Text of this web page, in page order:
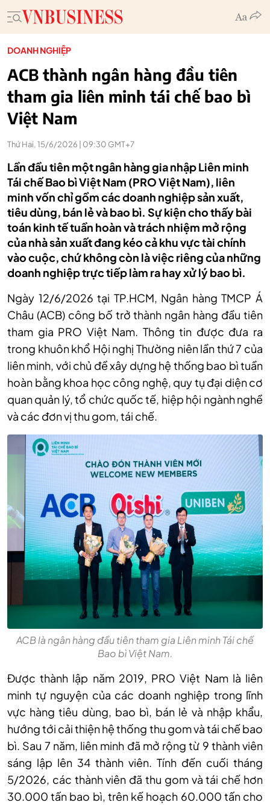
DOANH NGHIỆP
ACB thành ngân hàng đầu tiên
tham gia liên minh tái chế bao bì
Việt Nam
Thứ Hai, 15/6/2026 | 09:30 GMT+7
Lần đầu tiên một ngân hàng gia nhập Liên minh
Tái chế Bao bì Việt Nam (PRO Việt Nam), liên
minh vốn chỉ gồm các doanh nghiệp sản xuất,
tiêu dùng, bán lẻ và bao bì. Sự kiện cho thấy bài
toán kinh tế tuần hoàn và trách nhiệm mở rộng
của nhà sản xuất đang kéo cả khu vực tài chính
vào cuộc, chứ không còn là việc riêng của những
doanh nghiệp trực tiếp làm ra hay xử lý bao bì.
Ngày 12/6/2026 tại TP.HCM, Ngân hàng TMCP Á
Châu (ACB) công bố trở thành ngân hàng đầu tiên
tham gia PRO Việt Nam. Thông tin được đưa ra
trong khuôn khổ Hội nghị Thường niên lần thứ 7 của
liên minh, với chủ đề xây dựng hệ thống bao bì tuần
hoàn bằng khoa học công nghệ, quy tụ đại diện cơ
quan quản lý, tổ chức quốc tế, hiệp hội ngành nghề
và các đơn vị thu gom, tái chế.
ACB là ngân hàng đầu tiên tham gia Liên minh Tái chế
Bao bì Việt Nam.
Được thành lập năm 2019, PRO Việt Nam là liên
minh tự nguyện của các doanh nghiệp trong lĩnh
vực hàng tiêu dùng, bao bì, bán lẻ và nhập khẩu,
hướng tới cải thiện hệ thống thu gom và tái chế bao
bì. Sau 7 năm, liên minh đã mở rộng từ 9 thành viên
sáng lập lên 34 thành viên. Tính đến cuối tháng
5/2026, các thành viên đã thu gom và tái chế hơn
30.000 tấn bao bì, trên kế hoạch 60.000 tấn cho